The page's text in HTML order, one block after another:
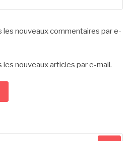
nouveaux commentaires par e-
nouveaux articles par e-mail.